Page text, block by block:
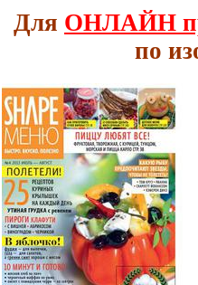
Для ОНЛАЙН
по